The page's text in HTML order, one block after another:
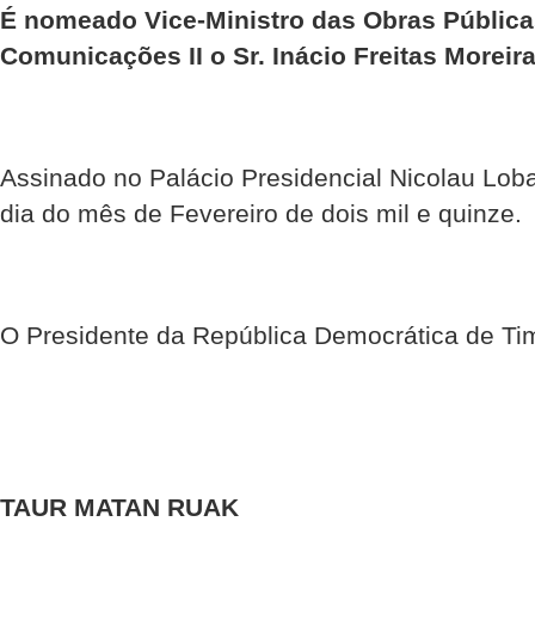
É nomeado Vice-Ministro das Obras
Comunicações II o Sr. Inácio Freitas
Assinado no Palácio Presidencial Nicolau
dia do mês de Fevereiro de dois mil e quinze.
O Presidente da República Democrática de
TAUR MATAN RUAK